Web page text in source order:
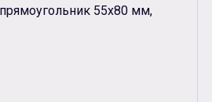
55х80 мм,